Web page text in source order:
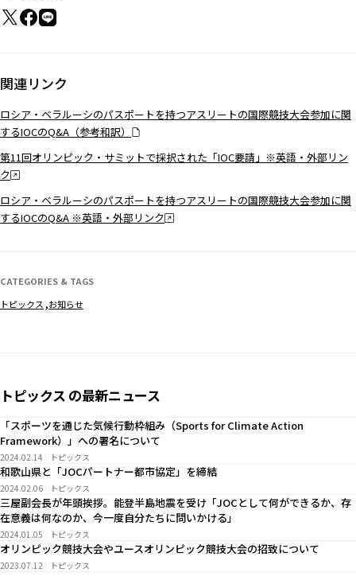
関連リンク
ロシア・ベラルーシのパスポートを持つアスリートの国際競技大会参加に関
するIOCのQ&A（参考和訳）
第11回オリンピック・サミットで採択された「IOC要請」※英語・外部リン
ク
ロシア・ベラルーシのパスポートを持つアスリートの国際競技大会参加に関
するIOCのQ&A ※英語・外部リンク
CATEGORIES & TAGS
トピックス お知らせ
トピックス の最新ニュース
「スポーツを通じた気候行動枠組み（Sports for Climate Action
Framework）」への署名について
2024.02.14 トピックス
和歌山県と「JOCパートナー都市協定」を締結
2024.02.06 トピックス
三屋副会長が年頭挨拶。能登半島地震を受け「JOCとして何ができるか、存
在意義は何なのか、今一度自分たちに問いかける」
2024.01.05 トピックス
オリンピック競技大会やユースオリンピック競技大会の招致について
2023.07.12 トピックス